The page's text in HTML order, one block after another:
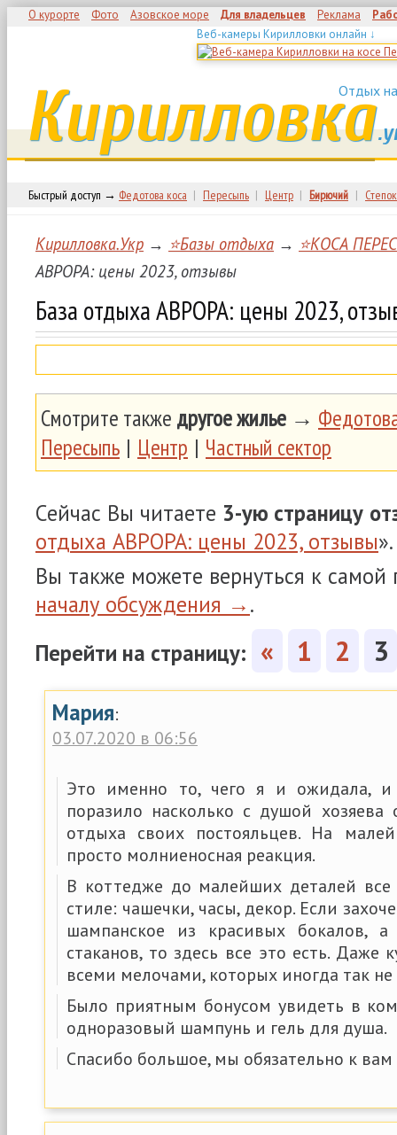
О курорте Фото Азовское море Для владельцев Реклама
Веб-камеры Кирилловки онлайн ↓
Отдых
Кирилловка
Быстрый доступ → Федотова коса | Пересыпь | Центр | Бирючий | Степок
Кирилловка.Укр → ⭐Базы отдыха → ⭐КОСА
АВРОРА: цены 2023, отзывы
База отдыха АВРОРА: цены 2023,
Смотрите также другое жилье →
Пересыпь | Центр | Частный сектор
Сейчас Вы читаете 3-ую страницу
отдыха АВРОРА: цены 2023, отзывы».
Вы также можете вернуться к самой
началу обсуждения →.
Перейти на страницу: « 1 2 3
Мария:
03.07.2020 в 06:56
Это именно то, чего я и ожидала,
поразило насколько с душой хозяева
отдыха своих постояльцев. На
просто молниеносная реакция.
В коттедже до малейших деталей
стиле: чашечки, часы, декор. Если
шампанское из красивых бокалов,
стаканов, то здесь все это есть. Даже
всеми мелочами, которых иногда так не
Было приятным бонусом увидеть в
одноразовый шампунь и гель для душа.
Спасибо большое, мы обязательно к вам